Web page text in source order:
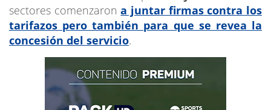
sectores comenzarona juntar firmas contra los
tarifazos pero también para que se revea la
concesión del servicio.